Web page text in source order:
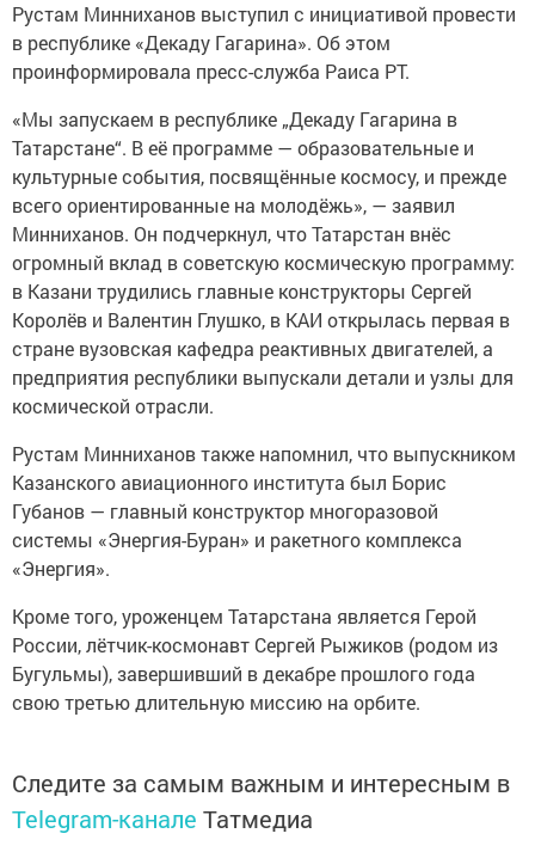
Рустам Минниханов выступил с инициативой провести
в республике «Декаду Гагарина». Об этом
проинформировала пресс-служба Раиса РТ.
«Мы запускаем в республике „Декаду Гагарина в
Татарстане“. В её программе — образовательные и
культурные события, посвящённые космосу, и прежде
всего ориентированные на молодёжь», — заявил
Минниханов. Он подчеркнул, что Татарстан внёс
огромный вклад в советскую космическую программу:
в Казани трудились главные конструкторы Сергей
Королёв и Валентин Глушко, в КАИ открылась первая в
стране вузовская кафедра реактивных двигателей, а
предприятия республики выпускали детали и узлы для
космической отрасли.
Рустам Минниханов также напомнил, что выпускником
Казанского авиационного института был Борис
Губанов — главный конструктор многоразовой
системы «Энергия-Буран» и ракетного комплекса
«Энергия».
Кроме того, уроженцем Татарстана является Герой
России, лётчик-космонавт Сергей Рыжиков (родом из
Бугульмы), завершивший в декабре прошлого года
свою третью длительную миссию на орбите.
Следите за самым важным и интересным в
Telegram-канале Татмедиа